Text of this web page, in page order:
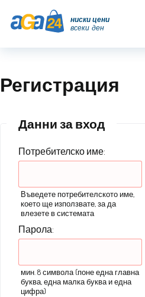
ниски цени
всеки ден
Регистрация
Данни за вход
Потребителско име:
Въведете потребителското име,
което ще използвате, за да
влезете в системата
Парола:
мин. 8 символа (поне една главна
буква, една малка буква и една
цифра)